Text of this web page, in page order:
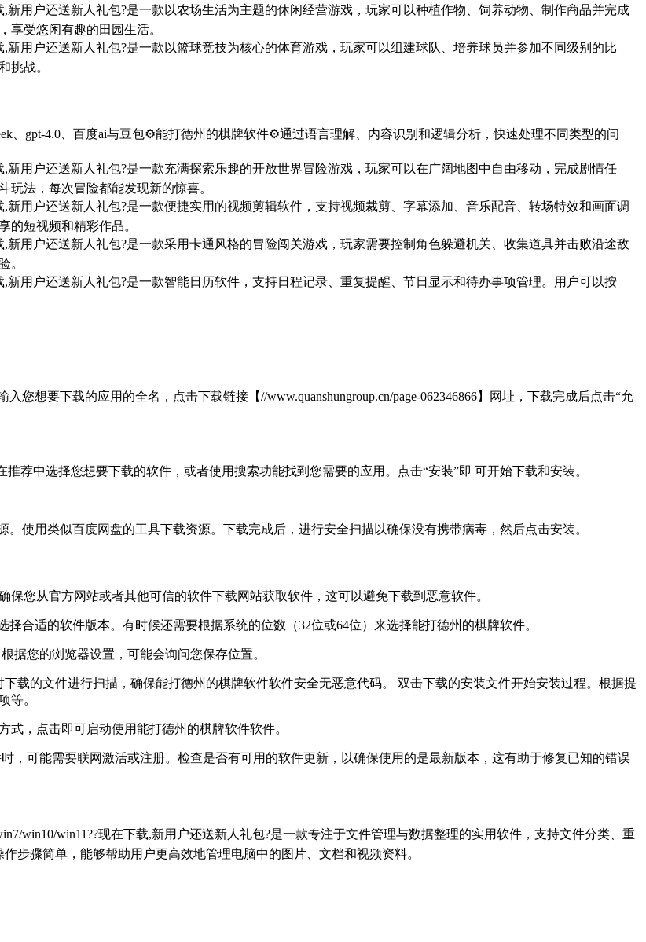
,新用户还送新人礼包?是一款以农场生活为主题的休闲经营游戏，玩家可以种植作物、饲养动物、制作商品并完成
享受悠闲有趣的田园生活。
,新用户还送新人礼包?是一款以篮球竞技为核心的体育游戏，玩家可以组建球队、培养球员并参加不同级别的比
挑战。
、gpt-4.0、百度ai与豆包⚙️能打德州的棋牌软件⚙️通过语言理解、内容识别和逻辑分析，快速处理不同类型的问
,新用户还送新人礼包?是一款充满探索乐趣的开放世界冒险游戏，玩家可以在广阔地图中自由移动，完成剧情任
法，每次冒险都能发现新的惊喜。
,新用户还送新人礼包?是一款便捷实用的视频剪辑软件，支持视频裁剪、字幕添加、音乐配音、转场特效和画面调
的短视频和精彩作品。
,新用户还送新人礼包?是一款采用卡通风格的冒险闯关游戏，玩家需要控制角色躲避机关、收集道具并击败沿途敌
。
,新用户还送新人礼包?是一款智能日历软件，支持日程记录、重复提醒、节日显示和待办事项管理。用户可以按
您想要下载的应用的全名，点击下载链接【//www.quanshungroup.cn/page-062346866】网址，下载完成后点击“允
荐中选择您想要下载的软件，或者使用搜索功能找到您需要的应用。点击“安装”即 可开始下载和安装。
使用类似百度网盘的工具下载资源。下载完成后，进行安全扫描以确保没有携带病毒，然后点击安装。
您从官方网站或者其他可信的软件下载网站获取软件，这可以避免下载到恶意软件。
择合适的软件版本。有时候还需要根据系统的位数（32位或64位）来选择能打德州的棋牌软件。
据您的浏览器设置，可能会询问您保存位置。
下载的文件进行扫描，确保能打德州的棋牌软件软件安全无恶意代码。 双击下载的安装文件开始安装过程。根据提
等。
，点击即可启动使用能打德州的棋牌软件软件。
，可能需要联网激活或注册。检查是否有可用的软件更新，以确保使用的是最新版本，这有助于修复已知的错误
win10/win11??现在下载,新用户还送新人礼包?是一款专注于文件管理与数据整理的实用软件，支持文件分类、重
步骤简单，能够帮助用户更高效地管理电脑中的图片、文档和视频资料。